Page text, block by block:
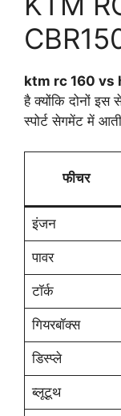
ktm rc 160 vs
है क्योंकि दोनों इस
स्पोर्ट सेगमेंट में
फीचर
इंजन
पावर
टॉर्क
गियरबॉक्स
डिस्प्ले
ब्लूटूथ